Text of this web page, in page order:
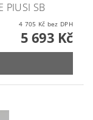
PIUSI SB
4 705 Kč bez DPH
5 693 Kč